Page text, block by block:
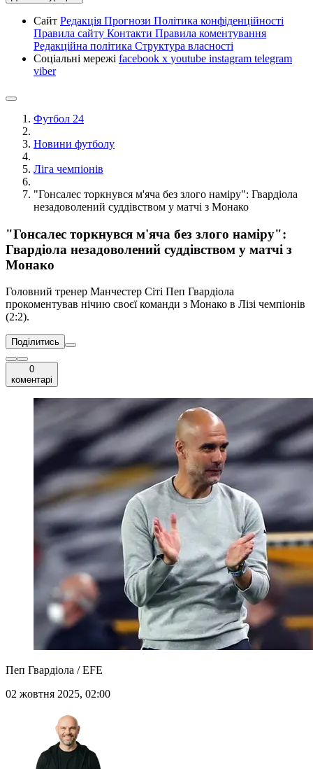
Сайт Редакція Прогнози Політика конфіденційності
Правила сайту Контакти Правила коментування
Редакційна політика Структура власності
Соціальні мережі facebook x youtube instagram telegram
viber
Футбол 24
Новини футболу
Ліга чемпіонів
"Гонсалес торкнувся м'яча без злого наміру": Гвардіола
незадоволений суддівством у матчі з Монако
"Гонсалес торкнувся м'яча без злого наміру":
Гвардіола незадоволений суддівством у матчі з
Монако
Головний тренер Манчестер Сіті Пеп Гвардіола
прокоментував нічию своєї команди з Монако в Лізі чемпіонів
(2:2).
Поділитись
0
коментарі
Пеп Гвардіола / EFE
02 жовтня 2025, 02:00